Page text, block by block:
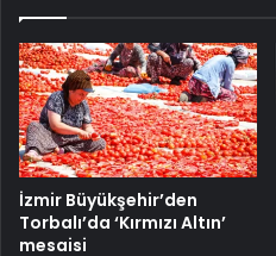
İzmir Büyükşehir’den
Torbalı’da ‘Kırmızı Altın’
mesaisi